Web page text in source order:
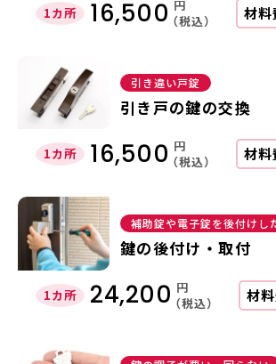
1カ所 16,500 円
（税込）
材料
引き違い戸錠
引き戸の鍵の交換
1カ所 16,500 円
（税込）
材料
補助錠や電子錠を後付けし
鍵の後付け・取付
1カ所 24,200 円
（税込）
材